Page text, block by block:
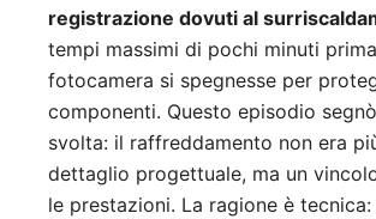
registrazione dovuti al
tempi massimi di pochi minuti
fotocamera si spegnesse per
componenti. Questo episodio
svolta: il raffreddamento non era
dettaglio progettuale, ma un
le prestazioni. La ragione è tecnica: